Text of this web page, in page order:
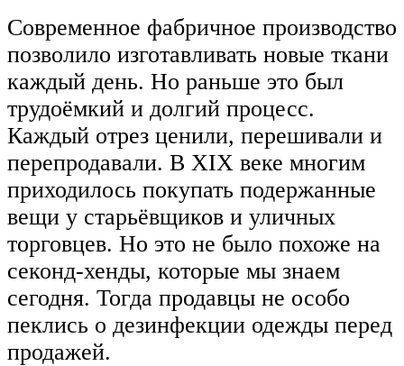
Современное фабричное производство
позволило изготавливать новые ткани
каждый день. Но раньше это был
трудоёмкий и долгий процесс.
Каждый отрез ценили, перешивали и
перепродавали. В XIX веке многим
приходилось покупать подержанные
вещи у старьёвщиков и уличных
торговцев. Но это не было похоже на
секонд-хенды, которые мы знаем
сегодня. Тогда продавцы не особо
пеклись о дезинфекции одежды перед
продажей.